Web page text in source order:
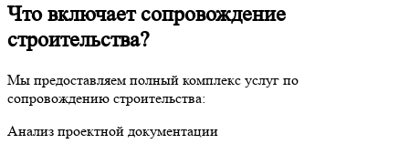
Что включает сопровождение
строительства?
Мы предоставляем полный комплекс услуг по
сопровождению строительства:
Анализ проектной документации